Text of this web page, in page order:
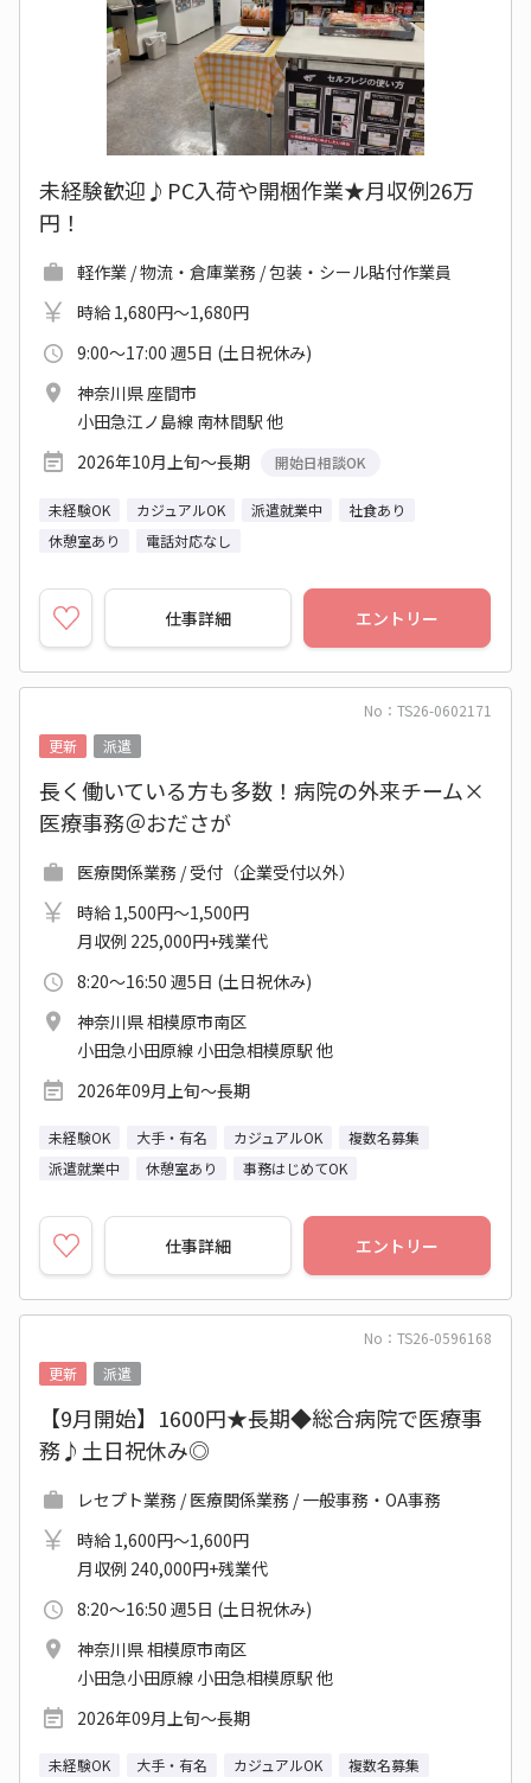
未経験歓迎♪PC入荷や開梱作業★月収例26万
円！
軽作業 / 物流・倉庫業務 / 包装・シール貼付作業員
時給 1,680円～1,680円
9:00～17:00 週5日 (土日祝休み)
神奈川県 座間市
小田急江ノ島線 南林間駅 他
2026年10月上旬～長期
開始日相談OK
未経験OK カジュアルOK 派遣就業中
社食あり
休憩室あり
電話対応なし
仕事詳細 エントリー
No：TS26-0602171
更新
派遣
長く働いている方も多数！病院の外来チーム×
医療事務＠おださが
医療関係業務 / 受付（企業受付以外）
時給 1,500円～1,500円
月収例 225,000円+残業代
8:20～16:50 週5日 (土日祝休み)
神奈川県 相模原市南区
小田急小田原線 小田急相模原駅 他
2026年09月上旬～長期
未経験OK 大手・有名 カジュアルOK
複数名募集
派遣就業中
休憩室あり 事務はじめてOK
仕事詳細 エントリー
No：TS26-0596168
更新
派遣
【9月開始】1600円★長期◆総合病院で医療事
務♪土日祝休み◎
レセプト業務 / 医療関係業務 / 一般事務・OA事務
時給 1,600円～1,600円
月収例 240,000円+残業代
8:20～16:50 週5日 (土日祝休み)
神奈川県 相模原市南区
小田急小田原線 小田急相模原駅 他
2026年09月上旬～長期
未経験OK 大手・有名 カジュアルOK
複数名募集